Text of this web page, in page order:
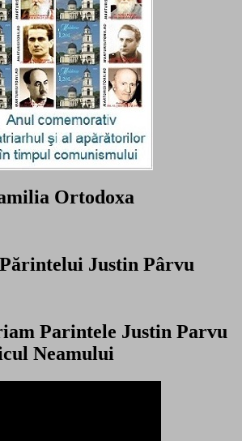
Ortodoxa
Justin Pârvu
Parintele Justin Parvu
Neamului